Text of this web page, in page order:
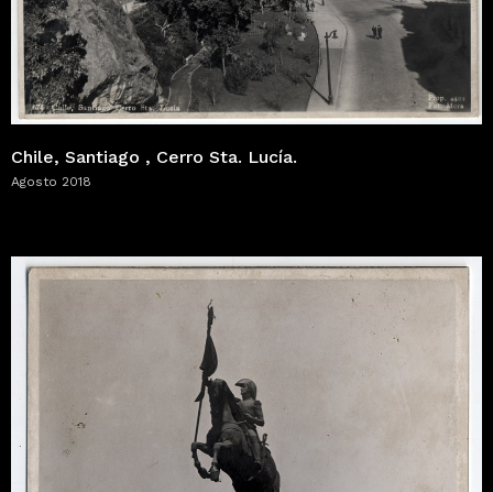
Chile, Santiago , Cerro Sta. Lucía.
Agosto 2018